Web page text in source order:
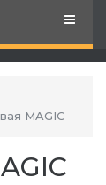
MAGIC